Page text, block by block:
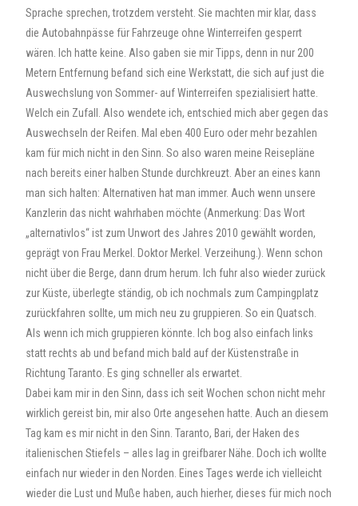
Sprache sprechen, trotzdem versteht. Sie machten mir klar, dass
die Autobahnpässe für Fahrzeuge ohne Winterreifen gesperrt
wären. Ich hatte keine. Also gaben sie mir Tipps, denn in nur 200
Metern Entfernung befand sich eine Werkstatt, die sich auf just die
Auswechslung von Sommer- auf Winterreifen spezialisiert hatte.
Welch ein Zufall. Also wendete ich, entschied mich aber gegen das
Auswechseln der Reifen. Mal eben 400 Euro oder mehr bezahlen
kam für mich nicht in den Sinn. So also waren meine Reisepläne
nach bereits einer halben Stunde durchkreuzt. Aber an eines kann
man sich halten: Alternativen hat man immer. Auch wenn unsere
Kanzlerin das nicht wahrhaben möchte (Anmerkung: Das Wort
„alternativlos“ ist zum Unwort des Jahres 2010 gewählt worden,
geprägt von Frau Merkel. Doktor Merkel. Verzeihung.). Wenn schon
nicht über die Berge, dann drum herum. Ich fuhr also wieder zurück
zur Küste, überlegte ständig, ob ich nochmals zum Campingplatz
zurückfahren sollte, um mich neu zu gruppieren. So ein Quatsch.
Als wenn ich mich gruppieren könnte. Ich bog also einfach links
statt rechts ab und befand mich bald auf der Küstenstraße in
Richtung Taranto. Es ging schneller als erwartet.
Dabei kam mir in den Sinn, dass ich seit Wochen schon nicht mehr
wirklich gereist bin, mir also Orte angesehen hatte. Auch an diesem
Tag kam es mir nicht in den Sinn. Taranto, Bari, der Haken des
italienischen Stiefels – alles lag in greifbarer Nähe. Doch ich wollte
einfach nur wieder in den Norden. Eines Tages werde ich vielleicht
wieder die Lust und Muße haben, auch hierher, dieses für mich noch